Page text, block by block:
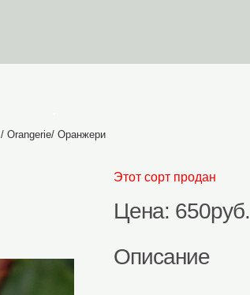
/ Orangerie/ Оранжери
Этот сорт продан
Цена: 650руб.
Описание